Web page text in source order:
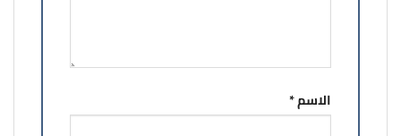
الاسم*